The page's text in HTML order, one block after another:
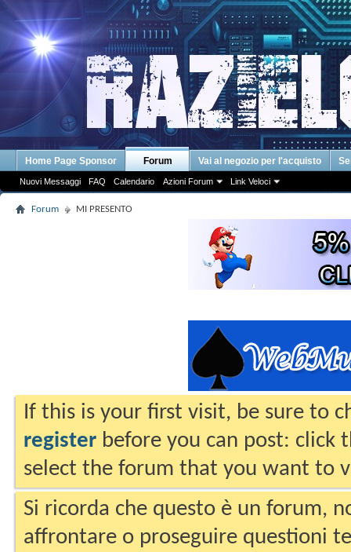
Home Page Sponsor Forum
Nuovi Messaggi FAQ Calendario Azioni Forum Link Veloci
Vai al negozio per l'acquisto
Forum MI PRESENTO
If this is your first visit, be sure to
register before you can post: click
select the forum that you want to
Si ricorda che questo è un forum,
affrontare o proseguire questioni